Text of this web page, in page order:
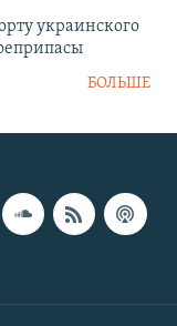
украинского
БОЛЬШЕ